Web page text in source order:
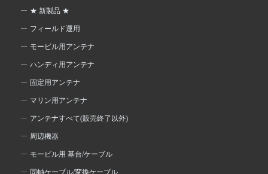
★ 新製品 ★
フィールド運用
モービル用アンテナ
ハンディ用アンテナ
固定用アンテナ
マリン用アンテナ
アンテナすべて(販売終了以外)
周辺機器
モービル用 基台/ケーブル
同軸ケーブル/変換ケーブル